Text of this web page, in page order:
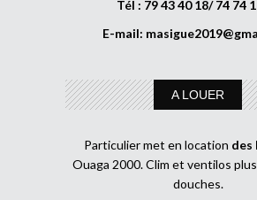
Tél : 79 43 40 18/ 74 74
E-mail:
A LOUER
Particulier met en location des
Ouaga 2000. Clim et ventilos
douches.